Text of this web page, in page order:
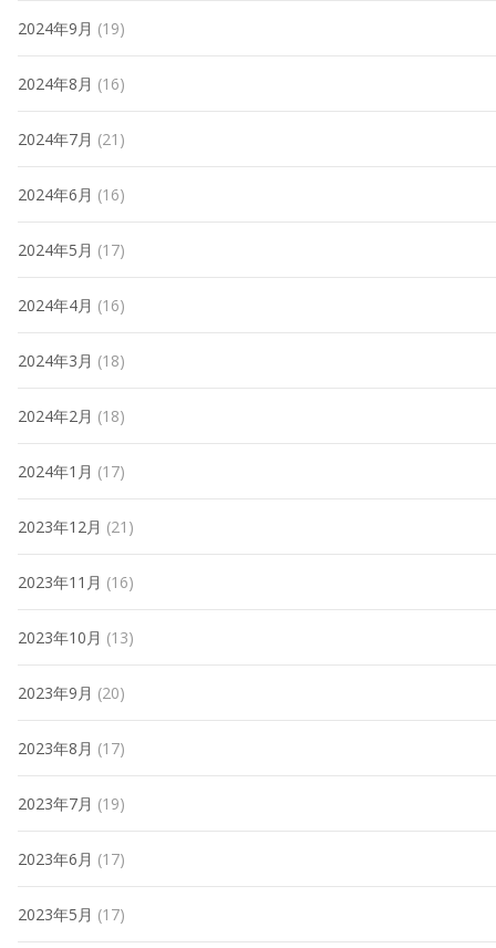
2024年9月 (19)
2024年8月 (16)
2024年7月 (21)
2024年6月 (16)
2024年5月 (17)
2024年4月 (16)
2024年3月 (18)
2024年2月 (18)
2024年1月 (17)
2023年12月 (21)
2023年11月 (16)
2023年10月 (13)
2023年9月 (20)
2023年8月 (17)
2023年7月 (19)
2023年6月 (17)
2023年5月 (17)